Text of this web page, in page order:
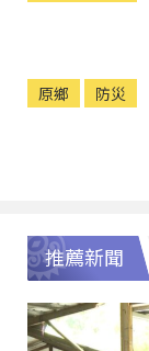
原鄉 防災
推薦新聞